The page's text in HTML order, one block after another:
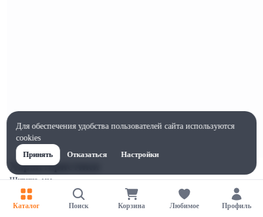
Характеристики
Ширина, мм
Высота, мм
Каталог Поиск Корзина Любимое Профиль
Для обеспечения удобства пользователей сайта используются
cookies
Принять
Отказаться Настройки